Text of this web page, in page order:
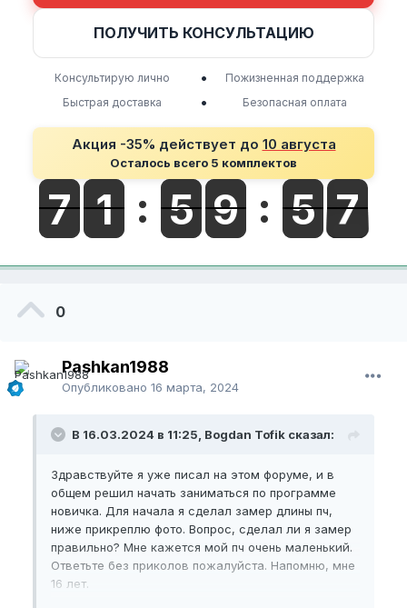
ПОЛУЧИТЬ КОНСУЛЬТАЦИЮ
Консультирую лично •
Пожизненная поддержка
Быстрая доставка
• Безопасная оплата
Акция -35% действует до 10 августа
Осталось всего 5 комплектов
0
Pashkan1988
Опубликовано 16 марта, 2024
В 16.03.2024 в 11:25, Bogdan Tofik сказал:
Здравствуйте я уже писал на этом форуме, и в
общем решил начать заниматься по программе
новичка. Для начала я сделал замер длины пч,
ниже прикреплю фото. Вопрос, сделал ли я замер
правильно? Мне кажется мой пч очень маленький.
Ответьте без приколов пожалуйста. Напомню, мне
16 лет.